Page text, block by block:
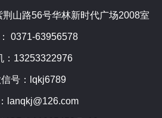
山路56号华林新时代广场2008室
0371-63956578
：13253322976
号：lqkj6789
lanqkj@126.com